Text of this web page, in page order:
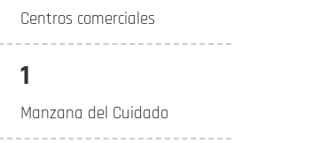
Centros comerciales
1
Manzana del Cuidado